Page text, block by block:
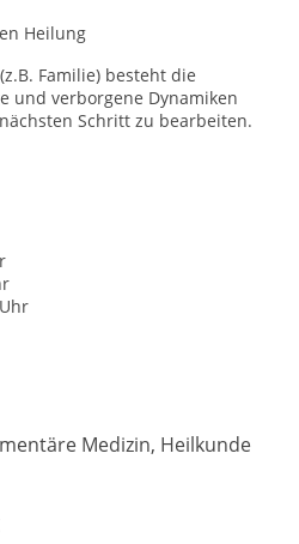
Heilung
Familie) besteht die
und verborgene Dynamiken
Schritt zu bearbeiten.
Medizin, Heilkunde